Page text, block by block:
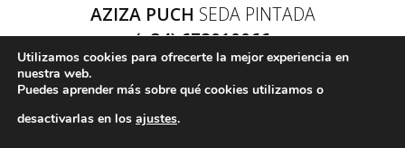
AZIZA PUCH SEDA PINTADA
(+34) 678010066
CALLE PRADO 19. 31227 MEANO. NAVARRA.
FACEBOOK
Utilizamos cookies para ofrecerte la mejor experiencia en
nuestra web.
Puedes aprender más sobre qué cookies utilizamos o
desactivarlas en los ajustes.